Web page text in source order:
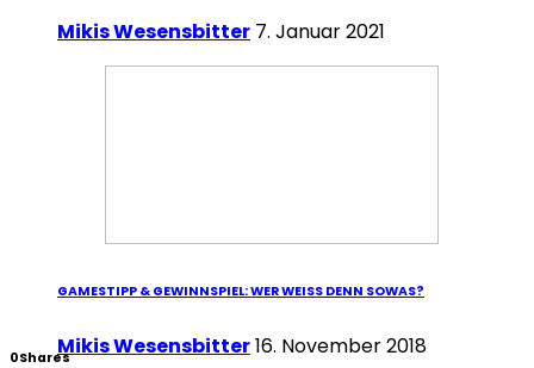
Mikis Wesensbitter 7. Januar 2021
GAMESTIPP & GEWINNSPIEL: WER WEISS DENN SOWAS?
Mikis Wesensbitter16. November 2018
0Shares